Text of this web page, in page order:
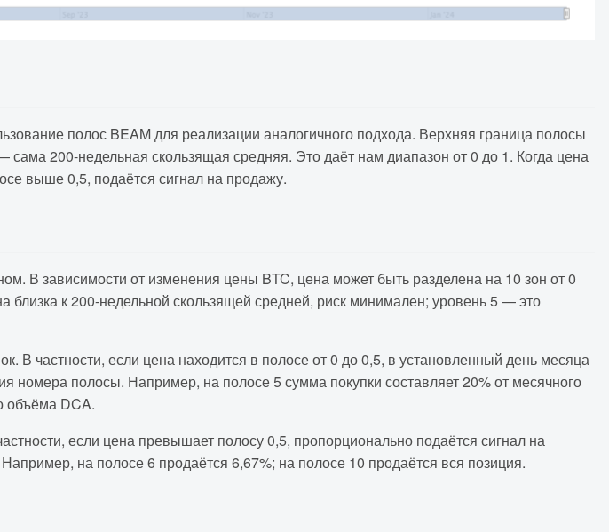
полос BEAM для реализации аналогичного подхода. Верхняя граница полосы
200-недельная скользящая средняя. Это даёт нам диапазон от 0 до 1. Когда цена
выше 0,5, подаётся сигнал на продажу.
В зависимости от изменения цены BTC, цена может быть разделена на 10 зон от 0
близка к 200-недельной скользящей средней, риск минимален; уровень 5 — это
В частности, если цена находится в полосе от 0 до 0,5, в установленный день месяца
номера полосы. Например, на полосе 5 сумма покупки составляет 20% от месячного
объёма DCA.
если цена превышает полосу 0,5, пропорционально подаётся сигнал на
на полосе 6 продаётся 6,67%; на полосе 10 продаётся вся позиция.